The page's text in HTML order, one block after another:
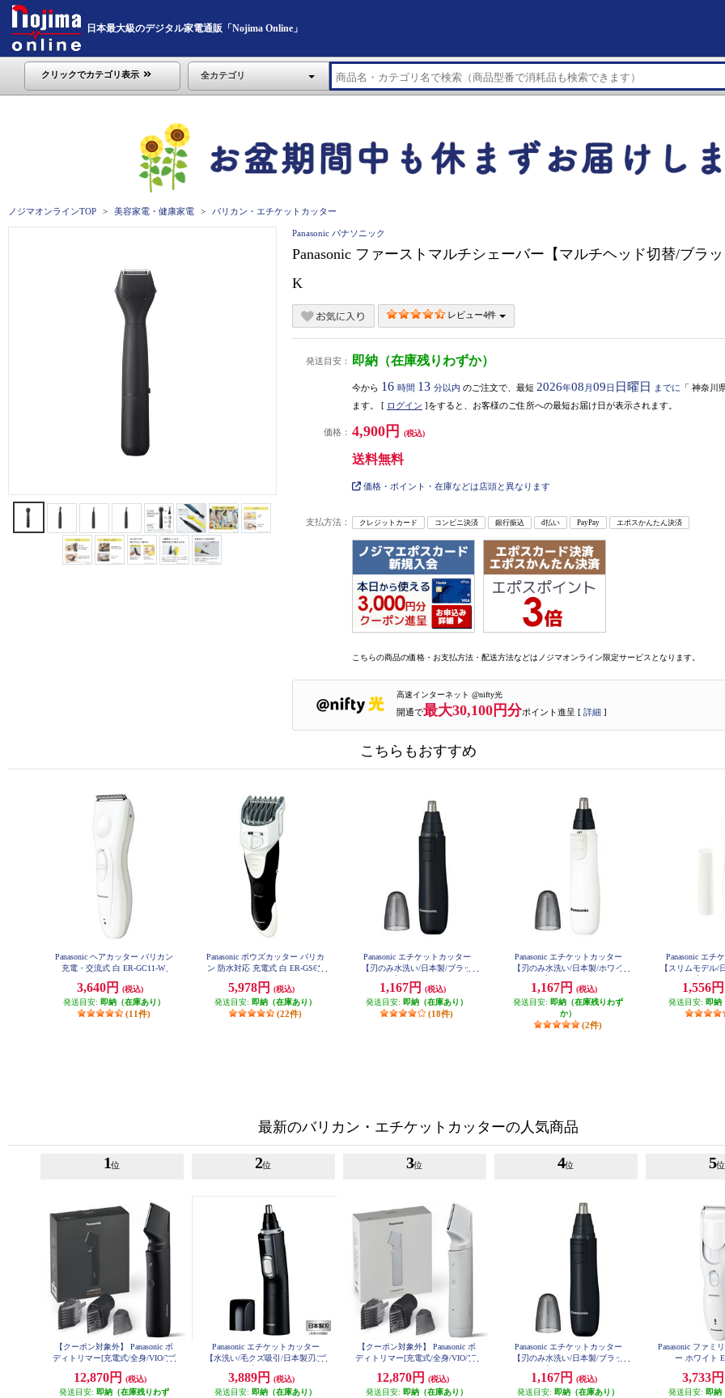
日本最大級のデジタル家電通販「Nojima Online」
クリックでカテゴリ表示 全カテゴリ
ノジマオンラインTOP 美容家電・健康家電 バリカン・エチケットカッター
Panasonic パナソニック
Panasonic ファーストマルチシェーバー【マルチヘッド切替/ブラ
K
レビュー4件
発送目安： 即納（在庫残りわずか）
今から 16 時間 13 分以内 のご注文で、最短 2026年08 月09日 日曜日 までに 「 神奈川
ます。 [ ログイン ]をすると、お客様のご住所への最短お届け日が表示されます。
価格： 4,900円 (税込)
送料無料
価格・ポイント・在庫などは店頭と異なります
支払方法： クレジットカード コンビニ決済 銀行振込 d払い PayPay エポスかんたん決済
こちらの商品の価格・お支払方法・配送方法などはノジマオンライン限定サービスとなります。
高速インターネット @nifty光
開通で最大30,100円分ポイント進呈 [ 詳細 ]
こちらもおすすめ
Panasonic ヘアカッター バリカン
充電・交流式 白 ER-GC11-W
3,640円
(税込)
発送目安: 即納（在庫あり）
(11件)
Panasonic ボウズカッター バリカ
ン 防水対応 充電式 白 ER-GS61-
5,978円
(税込)
発送目安: 即納（在庫あり）
(22件)
Panasonic エチケットカッター
【刃のみ水洗い/日本製/ブラッ
1,167円
(税込)
発送目安: 即納（在庫あり）
(18件)
Panasonic エチケットカッター
【刃のみ水洗い/日本製/ホワイ
1,167円
(税込)
発送目安: 即納（在庫残りわず
か）
(2件)
Panasonic エチ
【スリムモデル/
1,556円
発送目安: 即納
最新のバリカン・エチケットカッターの人気商品
1位
【クーポン対象外】 Panasonic ボ
ディトリマー[充電式/全身/VIO/]ブ
12,870円
(税込)
発送目安: 即納（在庫残りわず
2位
Panasonic エチケットカッター
【水洗い/毛クズ吸引/日本製刃/ブ
3,889円
(税込)
発送目安: 即納（在庫あり）
3位
【クーポン対象外】 Panasonic ボ
ディトリマー[充電式/全身/VIO/]ラ
12,870円
(税込)
発送目安: 即納（在庫あり）
4位
Panasonic エチケットカッター
【刃のみ水洗い/日本製/ブラッ
1,167円
(税込)
発送目安: 即納（在庫あり）
5位
Panasonic ファミ
ー ホワイト
3,733円
発送目安: 即納